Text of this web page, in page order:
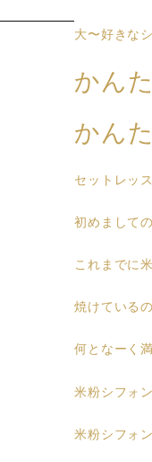
大〜好きな
かん
かん
セットレッ
初めまして
これまでに
焼けている
何となーく
米粉シフォ
米粉シフォ